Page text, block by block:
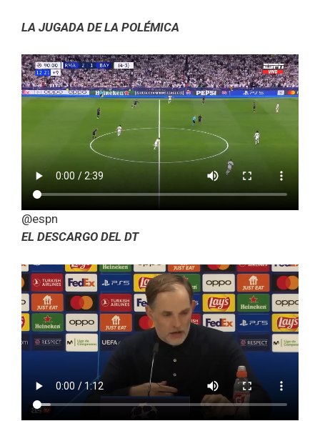
LA JUGADA DE LA POLÉMICA
@espn
EL DESCARGO DEL DT